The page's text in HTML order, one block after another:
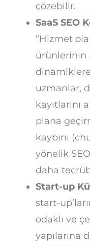
çözebilir.
SaaS SEO
“Hizmet
ürünlerinin
uzmanlar,
kayıtlarını
plana
kaybını
yönelik
daha
Start-up
start-
odaklı ve
yapılarına